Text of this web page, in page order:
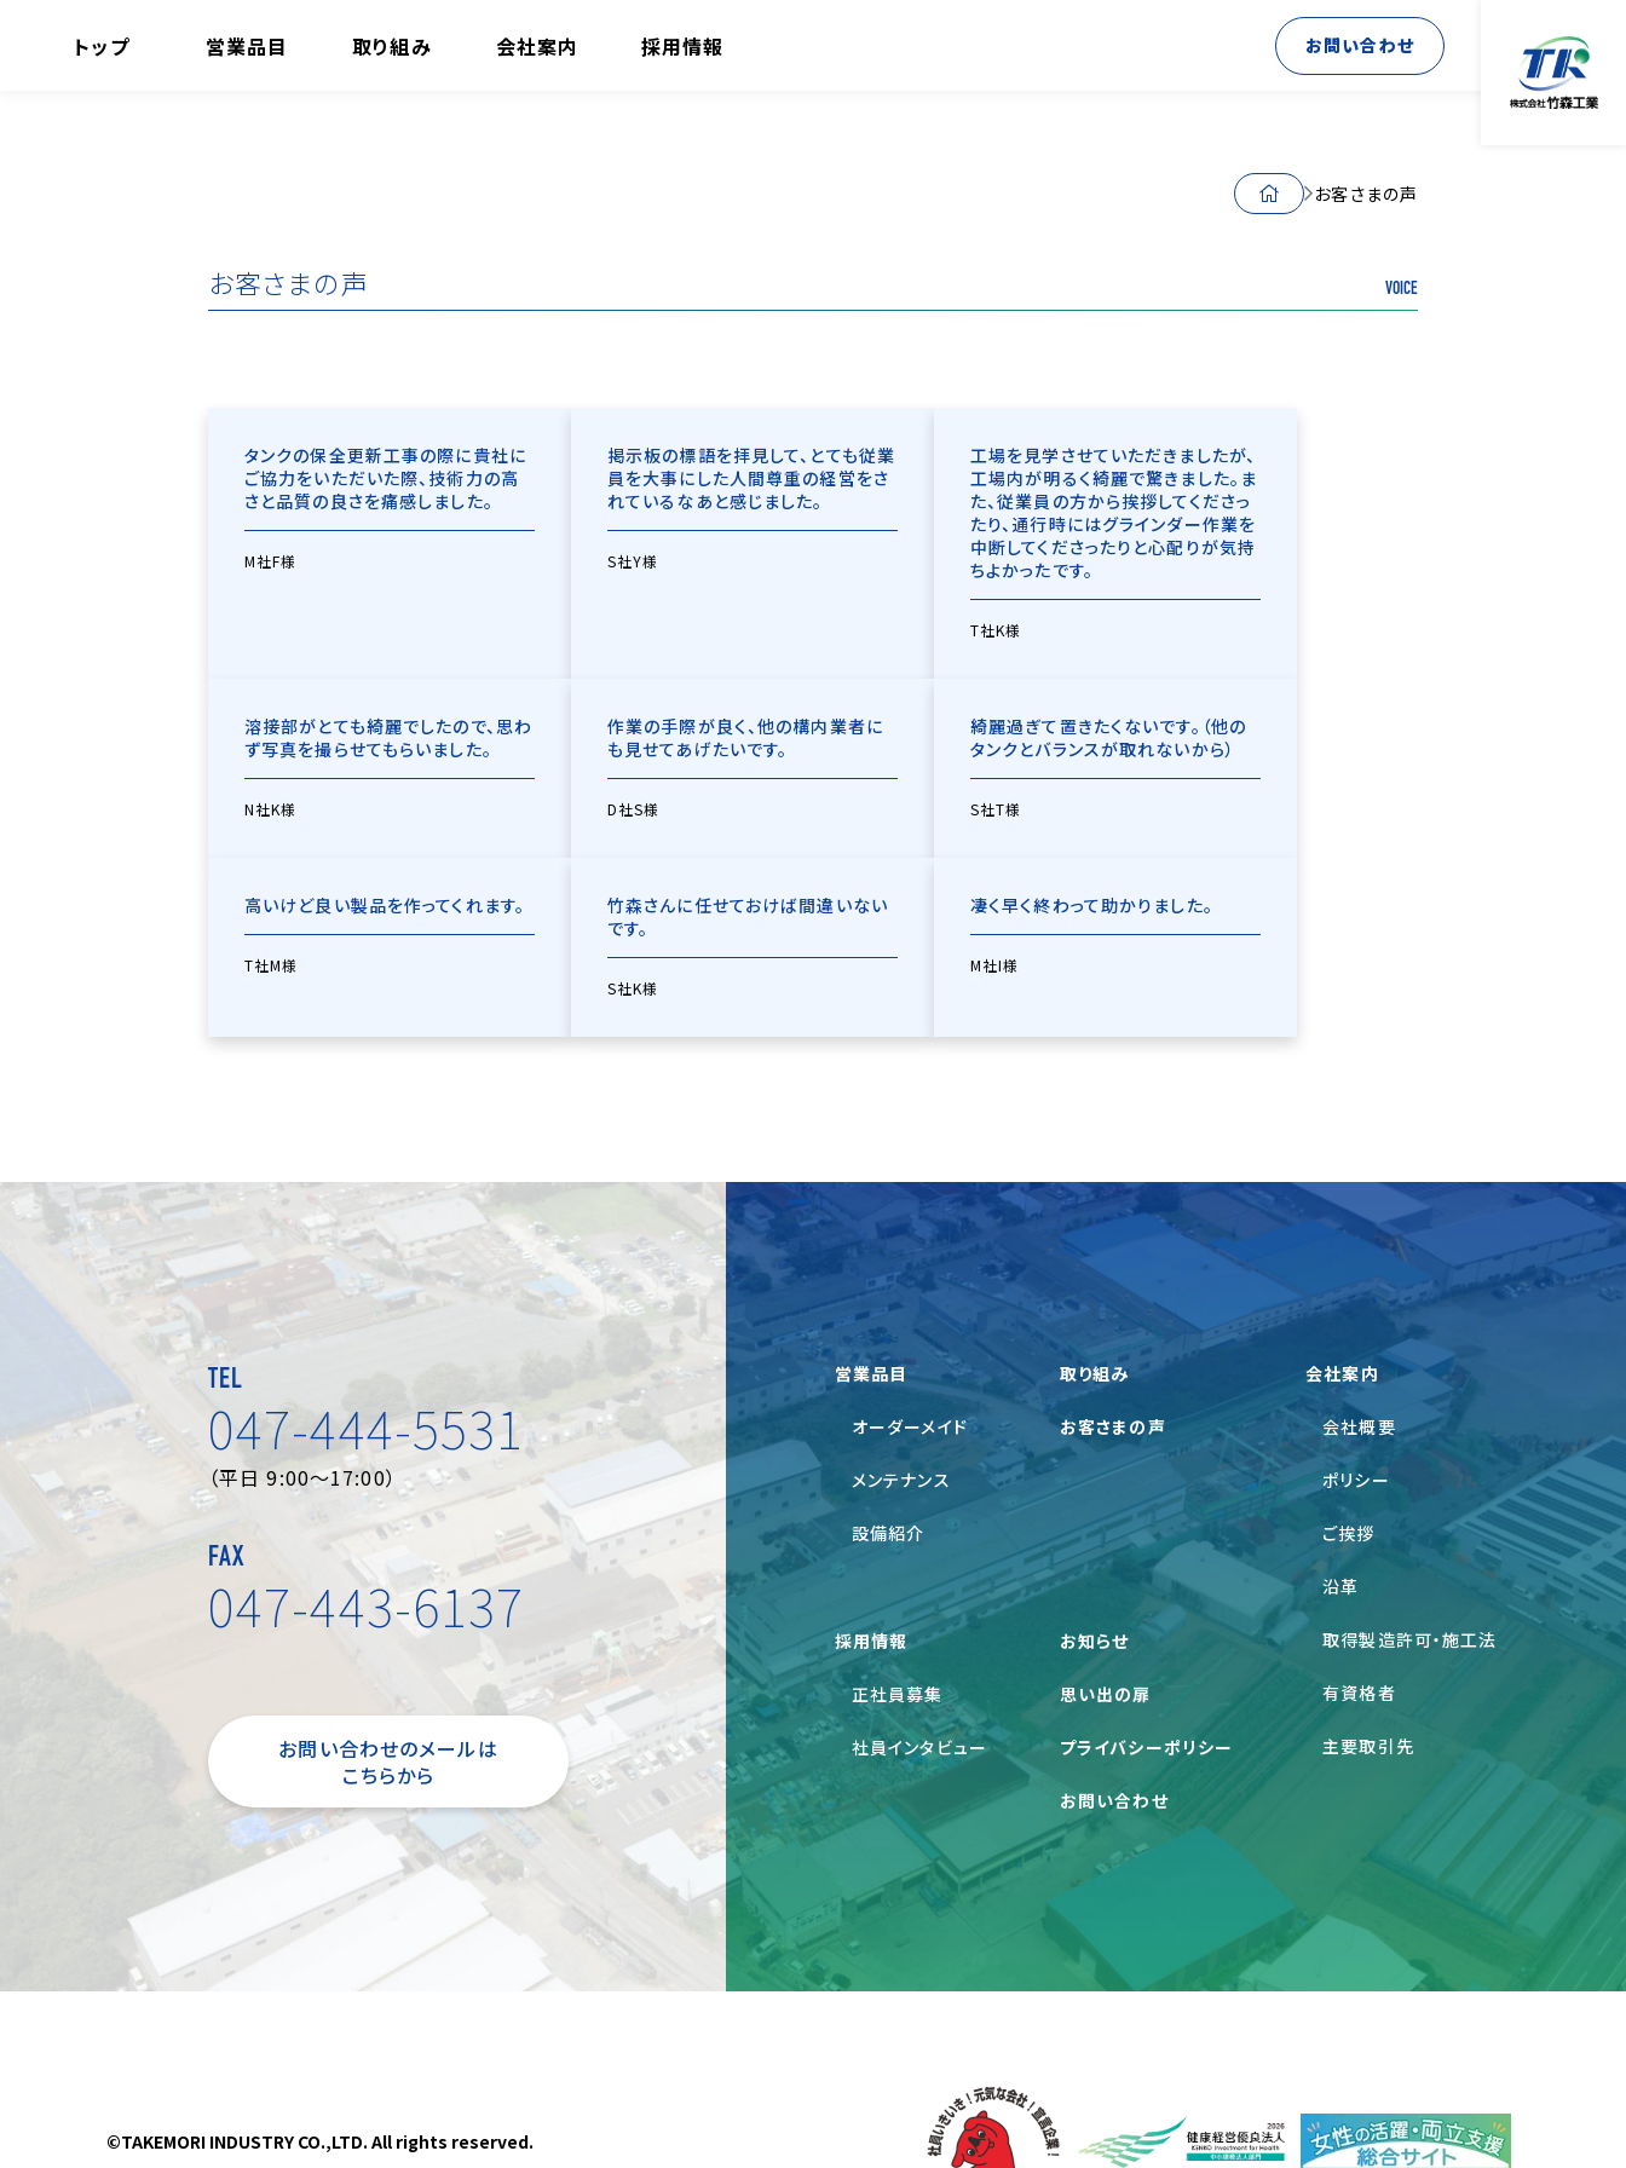
トップ 営業品目 取り組み 会社案内 採用情報 お問い合わせ
お客さまの声
お客さまの声 VOICE
タンクの保全更新工事の際に貴社に
ご協力をいただいた際、技術力の高
さと品質の良さを痛感しました。
M社F様
掲示板の標語を拝見して、とても従業
員を大事にした人間尊重の経営をさ
れているなあと感じました。
S社Y様
工場を見学させていただきましたが、
工場内が明るく綺麗で驚きました。ま
た、従業員の方から挨拶してくださっ
たり、通行時にはグラインダー作業を
中断してくださったりと心配りが気持
ちよかったです。
T社K様
溶接部がとても綺麗でしたので、思わ
ず写真を撮らせてもらいました。
N社K様
作業の手際が良く、他の構内業者に
も見せてあげたいです。
D社S様
綺麗過ぎて置きたくないです。（他の
タンクとバランスが取れないから）
S社T様
高いけど良い製品を作ってくれます。
T社M様
竹森さんに任せておけば間違いない
です。
S社K様
凄く早く終わって助かりました。
M社I様
TEL
047-444-5531
（平日 9:00～17:00）
FAX
047-443-6137
お問い合わせのメールは
こちらから
営業品目
オーダーメイド
メンテナンス
設備紹介
取り組み
お客さまの声
会社案内
会社概要
ポリシー
ご挨拶
沿革
取得製造許可・施工法
有資格者
主要取引先
採用情報
正社員募集
社員インタビュー
お知らせ
思い出の扉
プライバシーポリシー
お問い合わせ
©TAKEMORI INDUSTRY CO.,LTD. All rights reserved.